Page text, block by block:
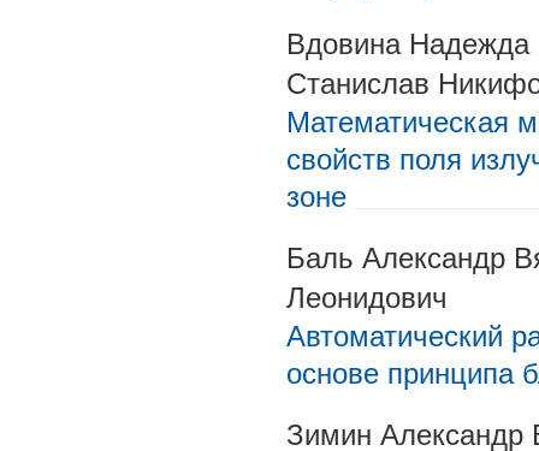
Вдовина Надежда
Станислав
Математическая
свойств поля
зоне
Баль Александр
Леонидович
Автоматический
основе принципа
Зимин Александр